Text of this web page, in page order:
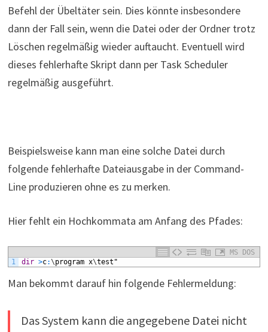
Befehl der Übeltäter sein. Dies könnte insbesondere
dann der Fall sein, wenn die Datei oder der Ordner trotz
Löschen regelmäßig wieder auftaucht. Eventuell wird
dieses fehlerhafte Skript dann per Task Scheduler
regelmäßig ausgeführt.
Beispielsweise kann man eine solche Datei durch
folgende fehlerhafte Dateiausgabe in der Command-
Line produzieren ohne es zu merken.
Hier fehlt ein Hochkommata am Anfang des Pfades:
MS DOS
1
dir >c:\program x\test"
Man bekommt darauf hin folgende Fehlermeldung:
Das System kann die angegebene Datei nicht